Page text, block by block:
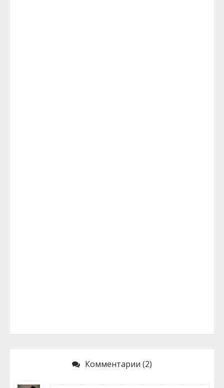
Комментарии (2)